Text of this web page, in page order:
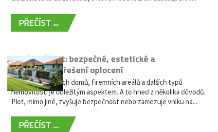
PŘEČÍST ...
Hliníkový plot: bezpečné, estetické a
bezúdržbové řešení oplocení
Oplocení rodinných domů, firemních areálů a dalších typů
nemovitostí je důležitým aspektem. A to hned z několika důvodů.
Plot, mimo jiné, zvyšuje bezpečnost nebo zamezuje vniku na...
PŘEČÍST ...